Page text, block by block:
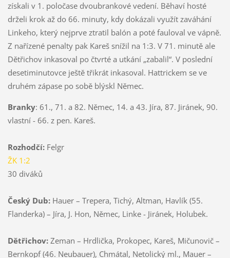
získali v 1. poločase dvoubrankové vedení. Běhaví hosté
drželi krok až do 66. minuty, kdy dokázali využít zaváhání
Linkeho, který nejprve ztratil balón a poté fauloval ve vápně.
Z nařízené penalty pak Kareš snížil na 1:3. V 71. minutě ale
Dětřichov inkasoval po čtvrté a utkání „zabalil“. V poslední
desetiminutovce ještě třikrát inkasoval. Hattrickem se ve
druhém zápase po sobě blýskl Němec.
Branky: 61., 71. a 82. Němec, 14. a 43. Jíra, 87. Jiránek, 90.
vlastní - 66. z pen. Kareš.
Rozhodčí:Felgr
ŽK 1:2
30 diváků
Český Dub:Hauer – Trepera, Tichý, Altman, Havlík (55.
Flanderka) – Jíra, J. Hon, Němec, Linke - Jiránek, Holubek.
Dětřichov:Zeman – Hrdlička, Prokopec, Kareš, Mičunovič –
Bernkopf (46. Neubauer), Chmátal, Netolický ml., Mauer –